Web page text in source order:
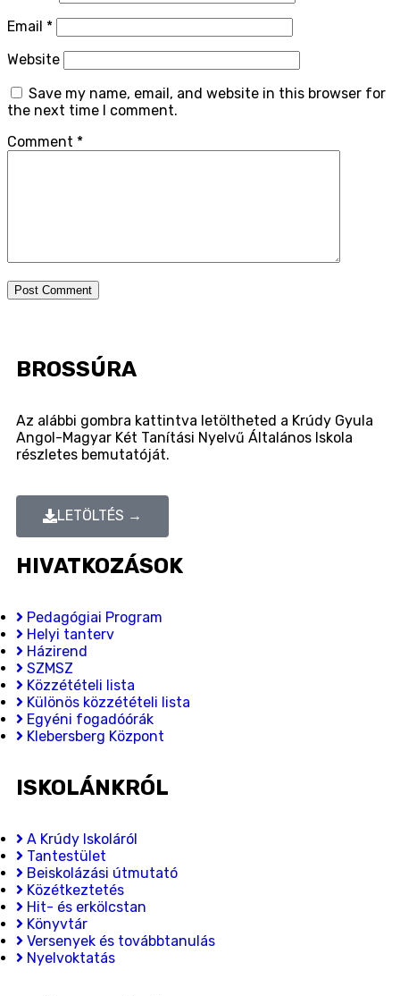
Email *
Website
Save my name, email, and website in this browser for
the next time I comment.
Comment *
BROSSÚRA
Az alábbi gombra kattintva letöltheted a Krúdy Gyula
Angol-Magyar Két Tanítási Nyelvű Általános Iskola
részletes bemutatóját.
LETÖLTÉS →
HIVATKOZÁSOK
Pedagógiai Program
Helyi tanterv
Házirend
SZMSZ
Közzétételi lista
Különös közzétételi lista
Egyéni fogadóórák
Klebersberg Központ
ISKOLÁNKRÓL
A Krúdy Iskoláról
Tantestület
Beiskolázási útmutató
Közétkeztetés
Hit- és erkölcstan
Könyvtár
Versenyek és továbbtanulás
Nyelvoktatás